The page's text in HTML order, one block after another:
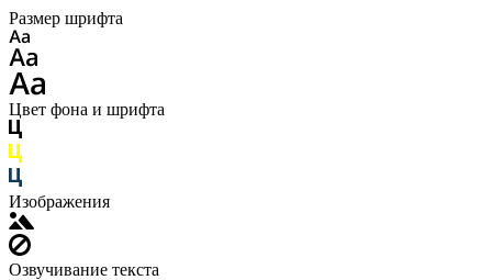
Размер шрифта
Цвет фона и шрифта
Изображения
Озвучивание текста